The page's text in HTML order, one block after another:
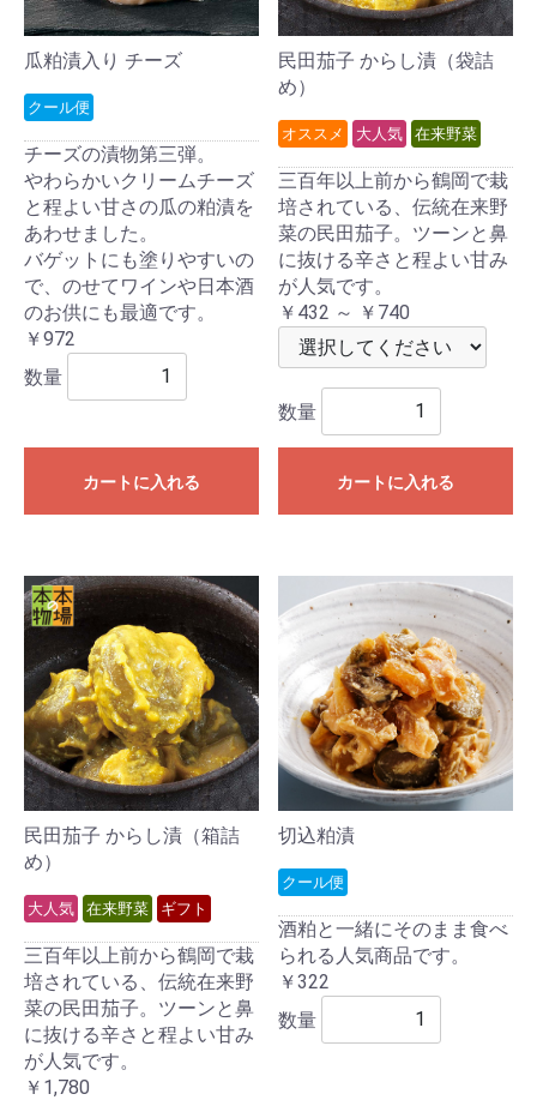
瓜粕漬入り チーズ
クール便
チーズの漬物第三弾。
やわらかいクリームチーズ
と程よい甘さの瓜の粕漬を
あわせました。
バゲットにも塗りやすいの
で、のせてワインや日本酒
のお供にも最適です。
￥972
数量
カートに入れる
民田茄子 からし漬（袋詰
め）
オススメ 大人気 在来野菜
三百年以上前から鶴岡で栽
培されている、伝統在来野
菜の民田茄子。ツーンと鼻
に抜ける辛さと程よい甘み
が人気です。
￥432 ～ ￥740
数量
カートに入れる
民田茄子 からし漬（箱詰
め）
大人気 在来野菜 ギフト
三百年以上前から鶴岡で栽
培されている、伝統在来野
菜の民田茄子。ツーンと鼻
に抜ける辛さと程よい甘み
が人気です。
￥1,780
切込粕漬
クール便
酒粕と一緒にそのまま食べ
られる人気商品です。
￥322
数量